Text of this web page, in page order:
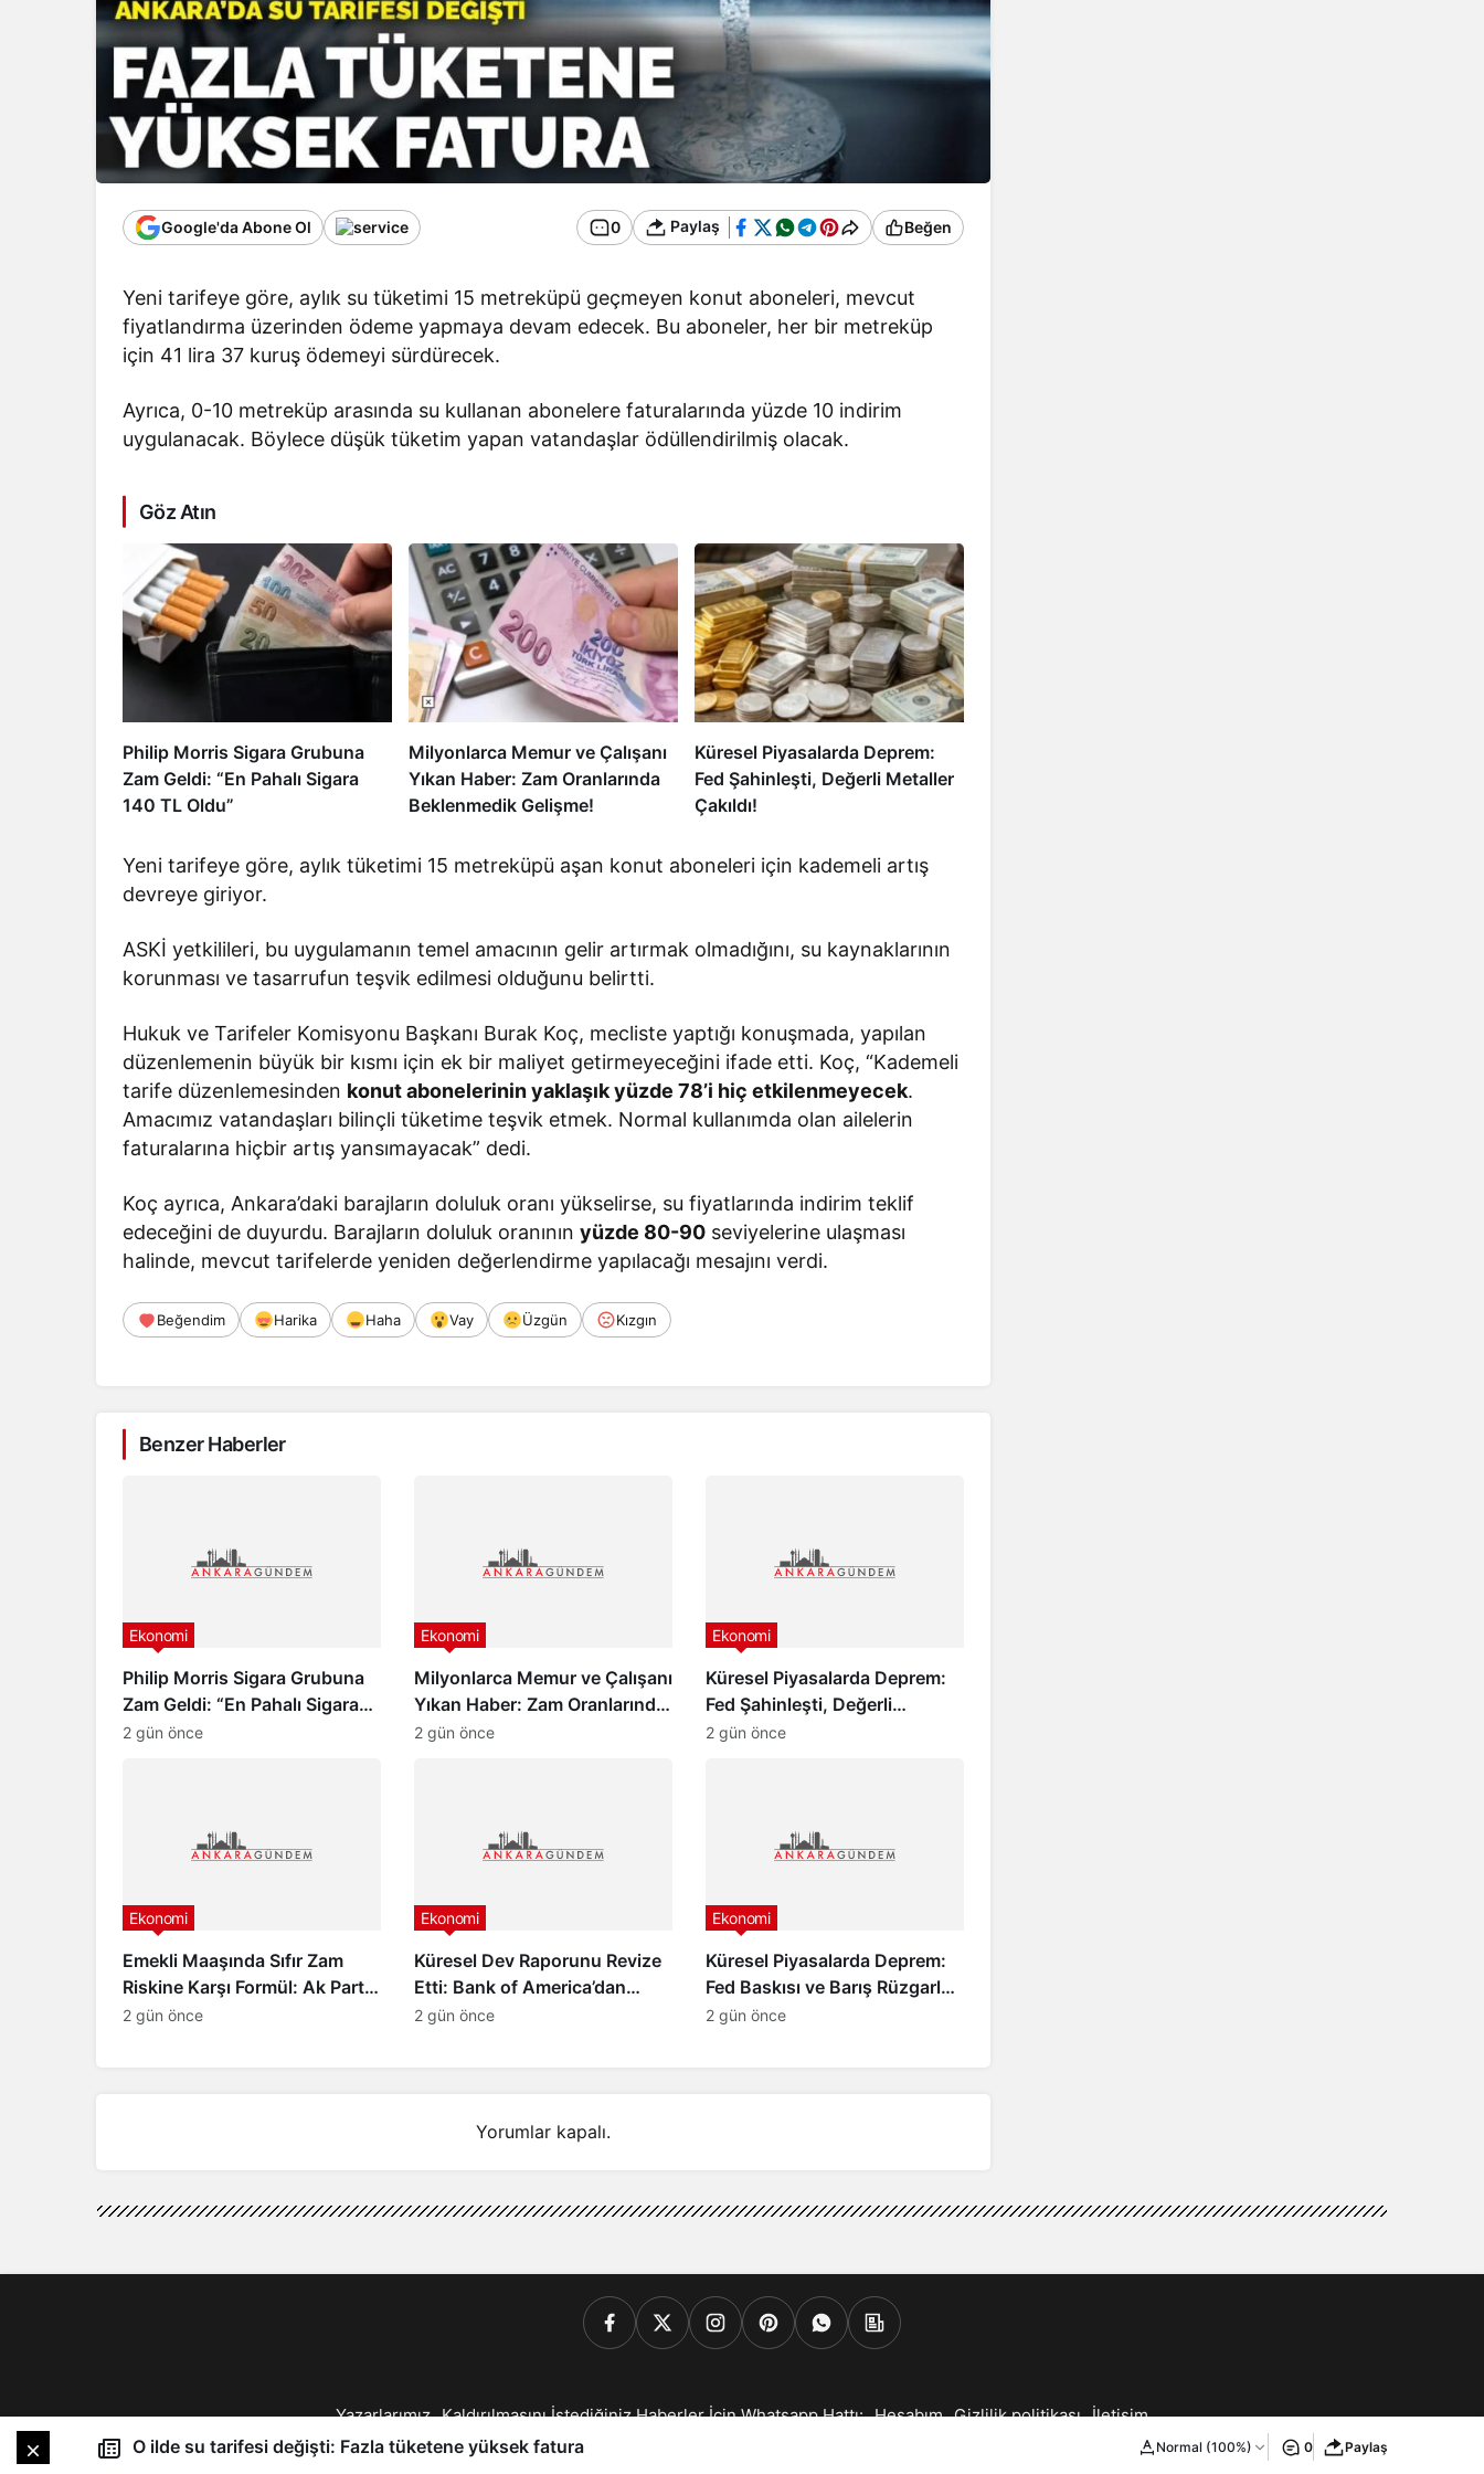
Google'da Abone Ol 0 Paylaş Beğen
Yeni tarifeye göre, aylık su tüketimi 15 metreküpü geçmeyen konut aboneleri, mevcut
fiyatlandırma üzerinden ödeme yapmaya devam edecek. Bu aboneler, her bir metreküp
için 41 lira 37 kuruş ödemeyi sürdürecek.
Ayrıca, 0-10 metreküp arasında su kullanan abonelere faturalarında yüzde 10 indirim
uygulanacak. Böylece düşük tüketim yapan vatandaşlar ödüllendirilmiş olacak.
Göz Atın
Philip Morris Sigara Grubuna
Zam Geldi: “En Pahalı Sigara
140 TL Oldu”
Milyonlarca Memur ve Çalışanı
Yıkan Haber: Zam Oranlarında
Beklenmedik Gelişme!
Küresel Piyasalarda Deprem:
Fed Şahinleşti, Değerli Metaller
Çakıldı!
Yeni tarifeye göre, aylık tüketimi 15 metreküpü aşan konut aboneleri için kademeli artış
devreye giriyor.
ASKİ yetkilileri, bu uygulamanın temel amacının gelir artırmak olmadığını, su kaynaklarının
korunması ve tasarrufun teşvik edilmesi olduğunu belirtti.
Hukuk ve Tarifeler Komisyonu Başkanı Burak Koç, mecliste yaptığı konuşmada, yapılan
düzenlemenin büyük bir kısmı için ek bir maliyet getirmeyeceğini ifade etti. Koç, “Kademeli
tarife düzenlemesinden konut abonelerinin yaklaşık yüzde 78’i hiç etkilenmeyecek.
Amacımız vatandaşları bilinçli tüketime teşvik etmek. Normal kullanımda olan ailelerin
faturalarına hiçbir artış yansımayacak” dedi.
Koç ayrıca, Ankara’daki barajların doluluk oranı yükselirse, su fiyatlarında indirim teklif
edeceğini de duyurdu. Barajların doluluk oranınınyüzde 80-90 seviyelerine ulaşması
halinde, mevcut tarifelerde yeniden değerlendirme yapılacağı mesajını verdi.
Beğendim Harika Haha Vay Üzgün Kızgın
O ilde su tarifesi değişti: Fazla tüketene yüksek fatura Normal (100%) 0 Paylaş
Benzer Haberler
Philip Morris Sigara Grubuna
Zam Geldi: “En Pahalı Sigara
140 TL Oldu”
Ekonomi
2 gün önce
Milyonlarca Memur ve Çalışanı
Yıkan Haber: Zam Oranlarında
Beklenmedik Gelişme!
Ekonomi
2 gün önce
Küresel Piyasalarda Deprem:
Fed Şahinleşti, Değerli
Metaller Çakıldı!
Ekonomi
2 gün önce
Emekli Maaşında Sıfır Zam
Riskine Karşı Formül: Ak Parti
Meclis Grubu Harekete Geçti!
Ekonomi
2 gün önce
Küresel Dev Raporunu Revize
Etti: Bank of America’dan
Türkiye İçin İyimser Analiz!
Ekonomi
2 gün önce
Küresel Piyasalarda Deprem:
Fed Baskısı ve Barış Rüzgarları
Altını Çakıttı!
Ekonomi
2 gün önce
Yorumlar kapalı.
Yazarlarımız Kaldırılmasını İstediğiniz Haberler İçin Whatsapp Hattı: Hesabım Gizlilik politikası İletişim